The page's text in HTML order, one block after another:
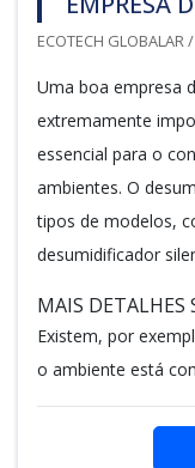
ECOTECH GLOBALAR
Uma boa empresa
extremamente
essencial para o
ambientes. O
tipos de modelos,
desumidificador
MAIS DETALHES
Existem, por
o ambiente está